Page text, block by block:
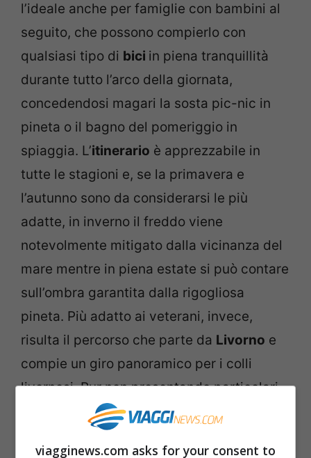
l’ideale anche per famiglie con bambini al
seguito, che possono compierlo con
qualsiasi tipo di bici in piena tranquillità
durante tutto l’arco della giornata,
concedendosi magari la sosta pic-nic in
pineta o il bagno del pomeriggio in
spiaggia. L’itinerario è apprezzabile in
tutte le stagioni e, se la primavera e
l’autunno sono da considerarsi le più
adatte, in inverno il freddo viene
notevolmente mitigato dalla vicinanza del
mare mentre in piena estate si può contare
sull’ombra garantita dalla rigogliosa
pineta. Più adatto ai veterani, invece,
risulta il percorso che parte da Livorno e
compie un giro panoramico per i colli
livornesi. Pur non presentando particolari
difficoltà riguardo a pendenza o a
condizioni del terreno attraversato, il giro
viagginews.com asks for your consent to